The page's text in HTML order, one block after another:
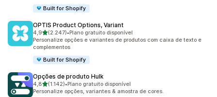
Built for Shopify
OPTIS Product Options, Variant
4,9de 5 estrelas
(2.247)
2247 avaliações ao todo
•Plano gratuito disponível
Personalize opções e variantes de produtos com caixa de texto e
complementos
Built for Shopify
Opções de produto Hulk
4,8de 5 estrelas
(1.142)
1142 avaliações ao todo
•Plano gratuito disponível
Personalize opções, variantes & amostra de cores.